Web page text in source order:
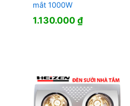
mắt 1000W
1.130.000₫